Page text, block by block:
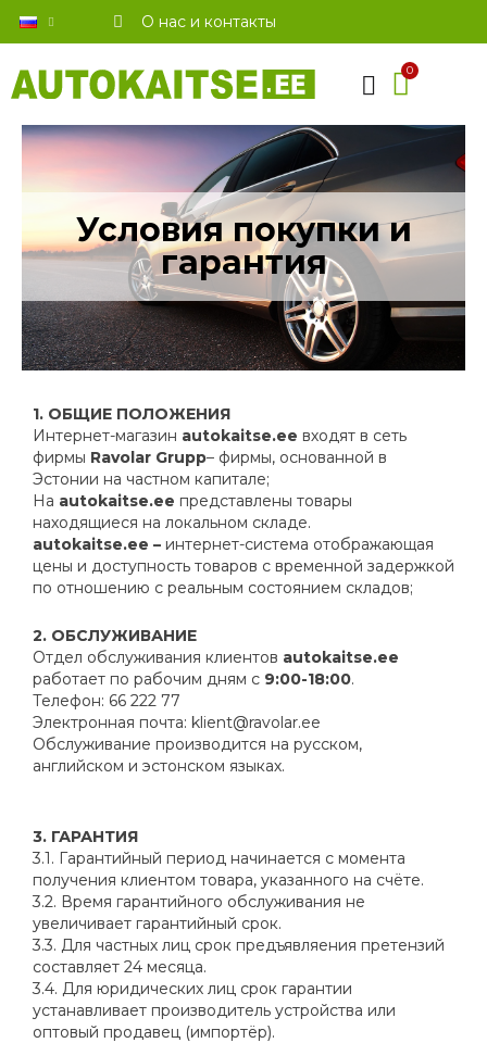
О нас и контакты
Условия покупки и
гарантия
1. ОБЩИЕ ПОЛОЖЕНИЯ
Интернет-магазин autokaitse.ee входят в сеть
фирмы Ravolar Grupp– фирмы, основанной в
Эстонии на частном капитале;
На autokaitse.ee представлены товары
находящиеся на локальном складе.
autokaitse.ee – интернет-система отображающая
цены и доступность товаров с временной задержкой
по отношению с реальным состоянием складов;
2. ОБСЛУЖИВАНИЕ
Отдел обслуживания клиентов autokaitse.ee
работает по рабочим дням с 9:00-18:00.
Телефон: 66 222 77
Электронная почта: klient@ravolar.ee
Обслуживание производится на русском,
английском и эстонском языках.
3. ГАРАНТИЯ
3.1. Гарантийный период начинается с момента
получения клиентом товара, указанного на счёте.
3.2. Время гарантийного обслуживания не
увеличивает гарантийный срок.
3.3. Для частных лиц срок предъявляения претензий
составляет 24 месяца.
3.4. Для юридических лиц срок гарантии
устанавливает производитель устройства или
оптовый продавец (импортёр).